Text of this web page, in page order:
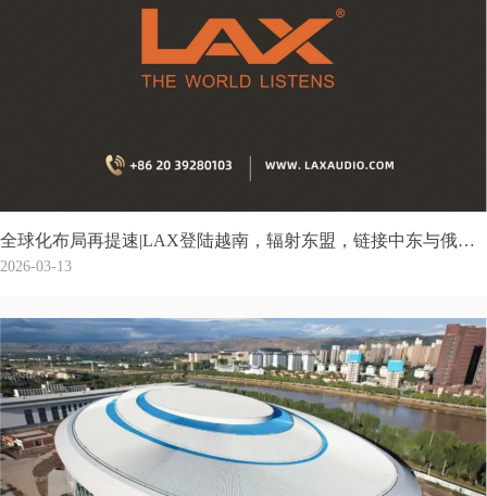
全球化布局再提速|LAX登陆越南，辐射东盟，链接中东与俄罗斯，让世界看见中国品牌力量
2026-03-13